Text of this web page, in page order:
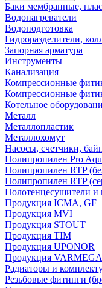
Баки мембранные,
Водонагреватели
Водоподготовка
Гидроразделители,
Запорная арматура
Инструменты
Канализация
Компрессионные
Компрессионные
Котельное
Металл
Металлопластик
Металлохомут
Насосы, счетчики,
Полипропилен Pro
Полипропилен RTP
Полипропилен RTP
Полотенцесушители
Продукция ICMA, GF
Продукция MVI
Продукция STOUT
Продукция TIM
Продукция UPONOR
Продукция VARMEGA
Радиаторы и
Резьбовые фитинги